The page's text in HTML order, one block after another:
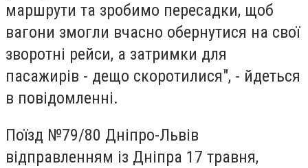
маршрути та зробимо пересадки, щоб
вагони змогли вчасно обернутися на свої
зворотні рейси, а затримки для
пасажирів - дещо скоротилися", - йдеться
в повідомленні.
Поїзд №79/80 Дніпро-Львів
відправленням із Дніпра 17 травня,